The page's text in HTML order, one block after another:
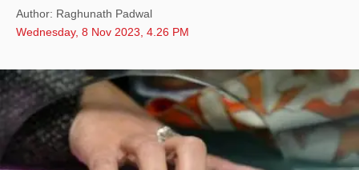
Author: Raghunath Padwal
Wednesday, 8 Nov 2023, 4.26 PM